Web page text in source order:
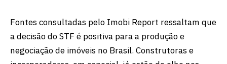
Fontes consultadas pelo Imobi Report ressaltam que
a decisão do STF é positiva para a produção e
negociação de imóveis no Brasil. Construtoras e